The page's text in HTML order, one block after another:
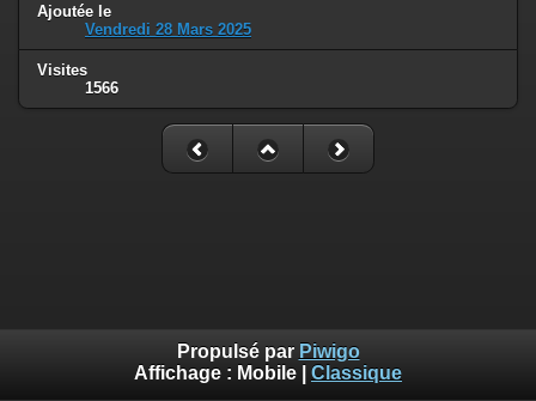
Ajoutée le
Vendredi 28 Mars 2025
Visites
1566
Propulsé par Piwigo
Affichage : Mobile Classique